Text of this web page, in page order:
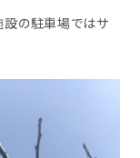
設の駐車場ではサ